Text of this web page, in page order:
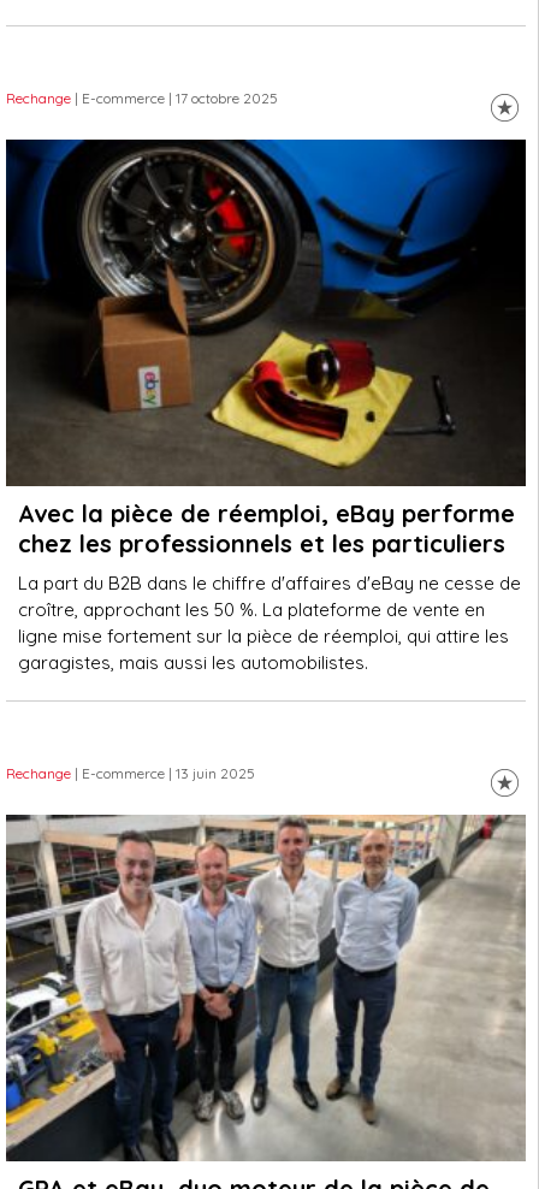
Rechange | E-commerce | 17 octobre 2025
Avec la pièce de réemploi, eBay performe
chez les professionnels et les particuliers
La part du B2B dans le chiffre d'affaires d'eBay ne cesse de
croître, approchant les 50 %. La plateforme de vente en
ligne mise fortement sur la pièce de réemploi, qui attire les
garagistes, mais aussi les automobilistes.
Rechange | E-commerce | 13 juin 2025